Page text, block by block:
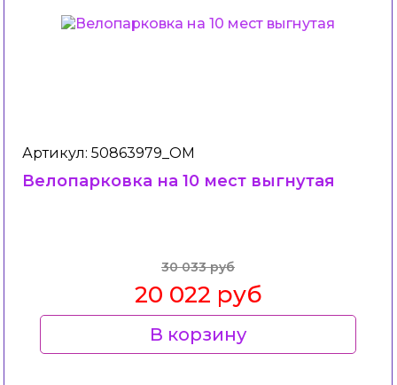
Артикул: 50863979_ОМ
Велопарковка на 10 мест выгнутая
30 033 руб
20 022 руб
В корзину